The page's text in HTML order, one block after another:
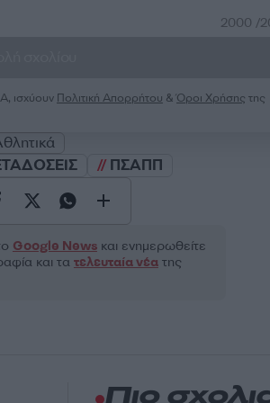
2000 /
ισχύουν Πολιτική Απορρήτου &Όροι Χρήσης της
ΠΣΑΠΠ
Google Newsκαι ενημερωθείτε
και τα τελευταία νέατης
Πιο